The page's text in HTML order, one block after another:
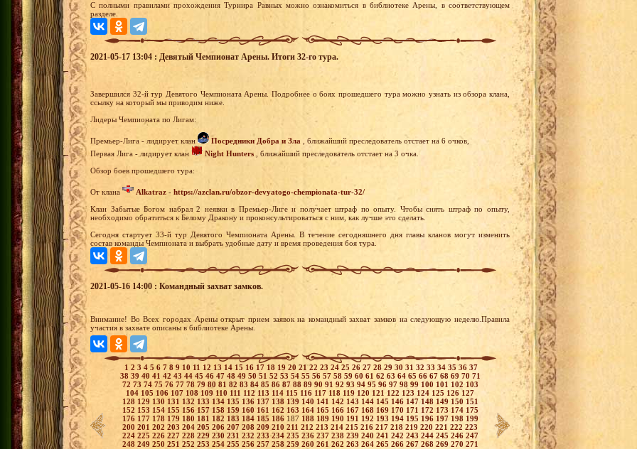
С полными правилами прохождения Турнира Равных можно ознакомиться в библиотеке Арены, в соответствующем
разделе.
2021-05-17 13:04 : Девятый Чемпионат Арены. Итоги 32-го тура.
Завершился 32-й тур Девятого Чемпионата Арены. Подробнее о боях прошедшего тура можно узнать из обзора клана,
ссылку на который мы приводим ниже.
Лидеры Чемпионата по Лигам:
Премьер-Лига - лидирует клан Посредники Добра и Зла , ближайший преследователь отстает на 6 очков,
Первая Лига - лидирует клан
Night Hunters , ближайший преследователь отстает на 3 очка.
Обзор боев прошедшего тура:
От клана Alkatraz - https://azclan.ru/obzor-devyatogo-chempionata-tur-32/
Клан Забытые Богом набрал 2 неявки в Премьер-Лиге и получает штраф по опыту. Чтобы снять штраф по опыту,
необходимо обратиться к Белому Дракону и проконсультироваться с ним, как лучше это сделать.
Сегодня стартует 33-й тур Девятого Чемпионата Арены. В течение сегодняшнего дня главы кланов могут изменить
состав команды Чемпионата и выбрать удобные дату и время проведения боя тура.
2021-05-16 14:00 : Командный захват замков.
Внимание! Во Всех городах Арены открыт прием заявок на командный захват замков на следующую неделю.Правила
участия в захвате описаны в библиотеке Арены.
1 2 3 4 5 6 7 8 9 10 11 12 13 14 15 16 17 18 19 20 2122 23 24 25 26 27 28 29 30 31 32 33 34 35 36 37
38 39 40 41 42 43 44 45 46 47 48 49 50 51 52 53 54 55 56 57 58 59 60 61 62 63 64 65 66 67 68 69 70 71
72 73 74 75 76 77 78 79 80 81 82 83 84 85 86 87 88 89 90 9192 93 94 95 96 97 98 99 100 101 102 103
104 105 106 107 108 109 110 111 112 113 114 115 116 117 118 119 120 121 122 123 124 125 126 127
128 129 130 131 132 133 134 135 136 137 138 139 140 141 142 143 144 145 146 147 148 149 150 151
152 153 154 155 156 157 158 159 160 161 162 163 164 165 166 167 168 169 170 171 172 173174 175
176 177 178 179 180 181 182 183 184 185 186 187 188 189 190 191 192 193 194 195 196 197 198 199
200 201 202 203 204 205 206 207 208 209 210 211 212 213 214 215 216 217 218 219 220 221 222 223
224 225 226 227 228 229 230 231 232 233234 235 236 237 238 239 240 241 242 243 244 245 246 247
248 249 250 251 252 253 254 255 256 257 258 259 260 261 262 263 264 265 266 267 268 269 270 271